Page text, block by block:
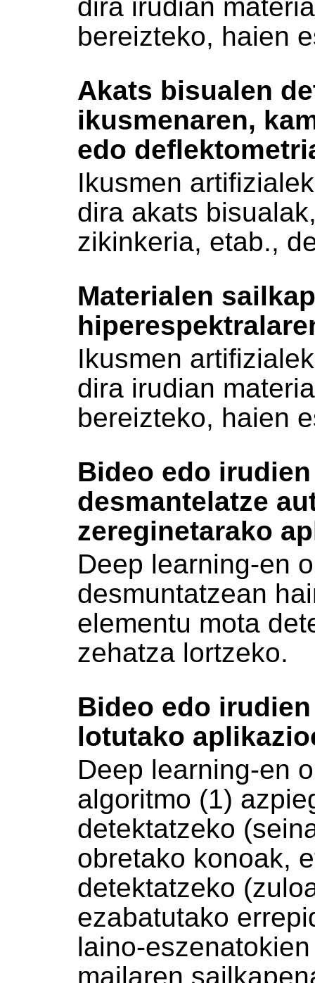
dira irudian
bereizteko, haien
Akats bisualen
ikusmenaren,
edo
Ikusmen
dira akats
zikinkeria, etab.,
Materialen
Ikusmen
dira irudian
bereizteko, haien
Bideo edo
desmantelatze
zereginetarako
Deep learning-en
desmuntatzean
elementu mota
zehatza lortzeko.
Bideo edo
lotutako
Deep learning-en
algoritmo (1)
detektatzeko
obretako konoak,
detektatzeko
ezabatutako
laino-
mailaren